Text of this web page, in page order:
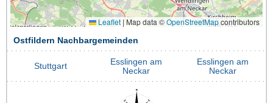
Leaflet |Map data ©OpenStreetMapcontributors
Ostfildern Nachbargemeinden
Stuttgart
Esslingen am
Neckar
Esslingen am
Neckar